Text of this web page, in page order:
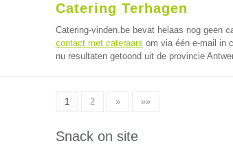
Catering Terhagen
Catering-vinden.be bevat helaas nog geen
contact met cateraars om via één e-mail in
nu resultaten getoond uit de provincie
1 2 » »»
Snack on site